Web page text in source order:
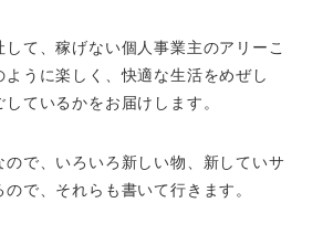
して、稼げない個人事業主のアリーこ
ように楽しく、快適な生活をめぜし
ているかをお届けします。
で、いろいろ新しい物、 新していサ
で、それらも書いて行きます。